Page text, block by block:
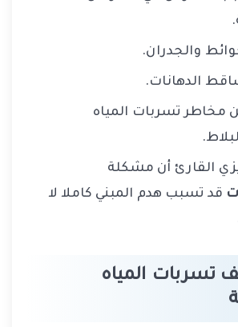
والجدران.
الدهانات.
مخاطر تسربات المياه
القارئ أن مشكلة
قد تسبب هدم المبني كاملا لا
تسربات المياه